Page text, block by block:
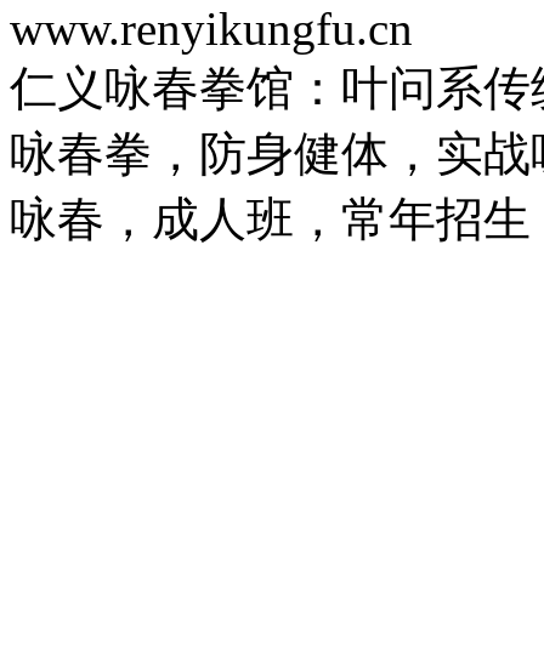
www.renyikungfu.cn
仁义咏春拳馆：叶问系
咏春拳，防身健体，实
咏春，成人班，常年招